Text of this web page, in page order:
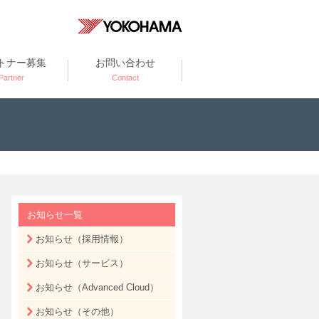
ナー募集
Partner
お問い合わせ
Contact
お知らせ一覧
お知らせ（採用情報）
お知らせ（サービス）
お知らせ（Advanced Cloud）
お知らせ（その他）